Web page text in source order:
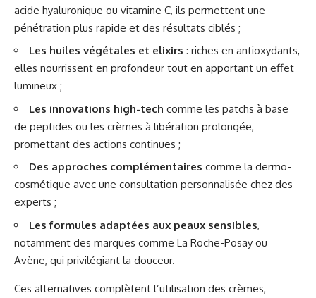
acide hyaluronique ou vitamine C, ils permettent une
pénétration plus rapide et des résultats ciblés ;
Les huiles végétales et elixirs : riches en antioxydants,
elles nourrissent en profondeur tout en apportant un effet
lumineux ;
Les innovations high-tech comme les patchs à base
de peptides ou les crèmes à libération prolongée,
promettant des actions continues ;
Des approches complémentaires comme la dermo-
cosmétique avec une consultation personnalisée chez des
experts ;
Les formules adaptées aux peaux sensibles,
notamment des marques comme La Roche-Posay ou
Avène, qui privilégiant la douceur.
Ces alternatives complètent l’utilisation des crèmes,